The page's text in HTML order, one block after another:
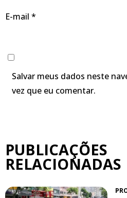
E-mail *
Salvar meus dados neste
vez que eu comentar.
PUBLICAÇÕES
RELACIONADAS